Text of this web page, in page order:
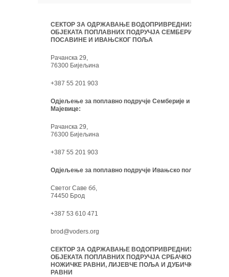
СЕКТОР ЗА ОДРЖАВАЊЕ ВОДОПРИВРЕДНИХ
ОБЈЕКАТА ПОПЛАВНИХ ПОДРУЧЈА СЕМБЕРИЈЕ,
ПОСАВИНЕ И ИВАЊСКОГ ПОЉА
Рачанска 29,
76300 Бијељина
+387 55 201 903
Одјељење за поплавно подручје Семберије и
Мајевице:
Рачанска 29,
76300 Бијељина
+387 55 201 903
Одјељење за поплавно подручје Ивањско поље:
Светог Саве бб,
74450 Брод
+387 53 610 471
brod@voders.org
СЕКТОР ЗА ОДРЖАВАЊЕ ВОДОПРИВРЕДНИХ
ОБЈЕКАТА ПОПЛАВНИХ ПОДРУЧЈА СРБАЧКО-
НОЖИЧКЕ РАВНИ, ЛИЈЕВЧЕ ПОЉА И ДУБИЧКЕ
РАВНИ